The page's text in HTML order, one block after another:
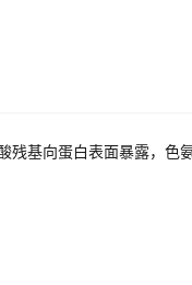
残基向蛋白表面暴露，色